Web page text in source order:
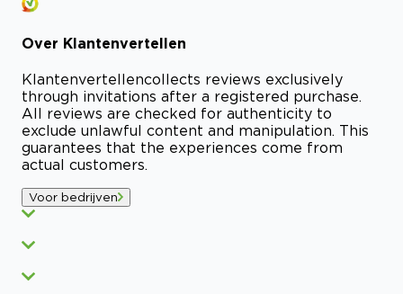
Over Klantenvertellen
Klantenvertellencollects reviews exclusively
through invitations after a registered purchase.
All reviews are checked for authenticity to
exclude unlawful content and manipulation. This
guarantees that the experiences come from
actual customers.
Voor bedrijven